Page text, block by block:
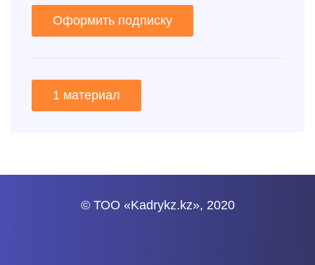
Оформить подписку
1 материал
© ТОО «Kadrykz.kz», 2020